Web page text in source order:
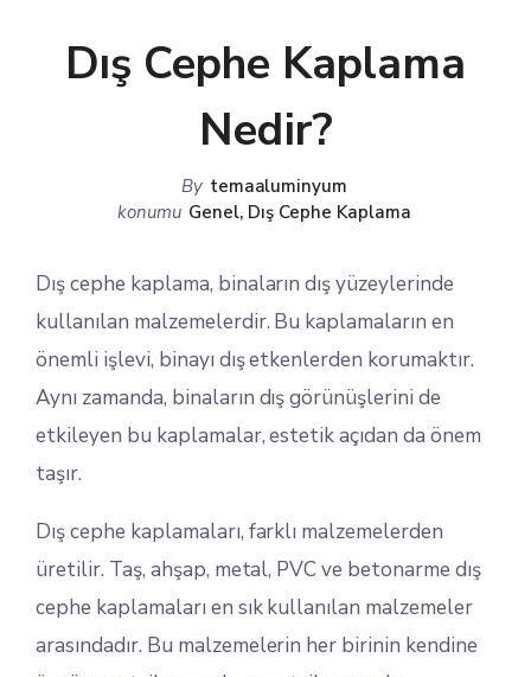
Dış Cephe Kaplama
Nedir?
By temaaluminyum
konumu Genel, Dış Cephe Kaplama
Dış cephe kaplama, binaların dış yüzeylerinde
kullanılan malzemelerdir. Bu kaplamaların en
önemli işlevi, binayı dış etkenlerden korumaktır.
Aynı zamanda, binaların dış görünüşlerini de
etkileyen bu kaplamalar, estetik açıdan da önem
taşır.
Dış cephe kaplamaları, farklı malzemelerden
üretilir. Taş, ahşap, metal, PVC ve betonarme dış
cephe kaplamaları en sık kullanılan malzemeler
arasındadır. Bu malzemelerin her birinin kendine